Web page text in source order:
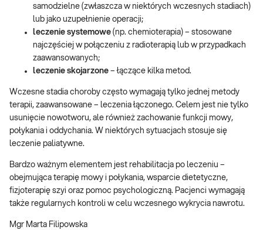
samodzielne (zwłaszcza w niektórych wczesnych stadiach)
lub jako uzupełnienie operacji;
leczenie systemowe (np. chemioterapia) – stosowane
najczęściej w połączeniu z radioterapią lub w przypadkach
zaawansowanych;
leczenie skojarzone – łączące kilka metod.
Wczesne stadia choroby często wymagają tylko jednej metody
terapii, zaawansowane – leczenia łączonego. Celem jest nie tylko
usunięcie nowotworu, ale również zachowanie funkcji mowy,
połykania i oddychania. W niektórych sytuacjach stosuje się
leczenie paliatywne.
Bardzo ważnym elementem jest rehabilitacja po leczeniu –
obejmująca terapię mowy i połykania, wsparcie dietetyczne,
fizjoterapię szyi oraz pomoc psychologiczną. Pacjenci wymagają
także regularnych kontroli w celu wczesnego wykrycia nawrotu.
Mgr Marta Filipowska